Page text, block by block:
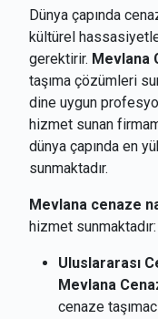
Dünya çapında
kültürel
gerektirir. Mevlana
taşıma çözümleri
dine uygun
hizmet sunan
dünya çapında en
sunmaktadır.
Mevlana cenaze
hizmet sunmaktadır:
Uluslararası
Mevlana
cenaze